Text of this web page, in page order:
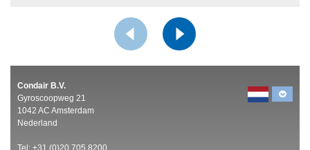
Condair B.V.
Gyroscoopweg 21
1042 AC Amsterdam
Nederland
Tel: +31 (0)20 705 8200